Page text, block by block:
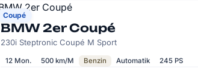
Coupé
BMW
BMW 2er Coupé
230i Steptronic Coupé M Sport
12 Mon. 500 km/M Benzin Automatik 245 PS